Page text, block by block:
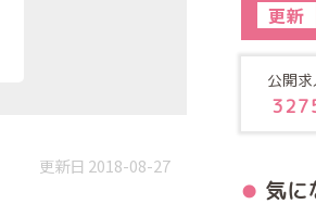
更新日 2018-08-27
更新
公開
気に